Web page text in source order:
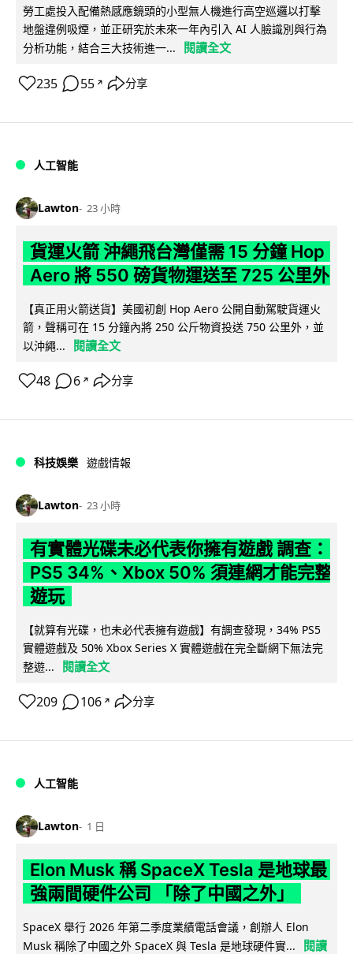
勞工處投入配備熱感應鏡頭的小型無人機進行高空巡邏以打擊
地盤違例吸煙，並正研究於未來一年內引入 AI 人臉識別與行為
分析功能，結合三大技術進一...
閱讀全文
235 55 ↗ 分享
人工智能
Lawton 23 小時
貨運火箭 沖繩飛台灣僅需 15 分鐘 Hop
Aero 將 550 磅貨物運送至 725 公里外
【真正用火箭送貨】美國初創 Hop Aero 公開自動駕駛貨運火
箭，聲稱可在 15 分鐘內將 250 公斤物資投送 750 公里外，並
以沖繩...
閱讀全文
48 6 ↗ 分享
科技娛樂 遊戲情報
Lawton 23 小時
有實體光碟未必代表你擁有遊戲 調查：
PS5 34%、Xbox 50% 須連網才能完整
遊玩
【就算有光碟，也未必代表擁有遊戲】有調查發現，34% PS5
實體遊戲及 50% Xbox Series X 實體遊戲在完全斷網下無法完
整遊...
閱讀全文
209 106 ↗ 分享
人工智能
Lawton 1 日
Elon Musk 稱 SpaceX Tesla 是地球最
強兩間硬件公司 「除了中國之外」
SpaceX 舉行 2026 年第二季度業績電話會議，創辦人 Elon
Musk 稱除了中國之外 SpaceX 與 Tesla 是地球硬件實...
閱讀